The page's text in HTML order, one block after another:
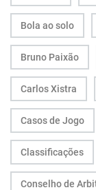
Bola ao solo
Bruno Paixão
Carlos Xistra
Casos de Jogo
Classificações
Conselho de